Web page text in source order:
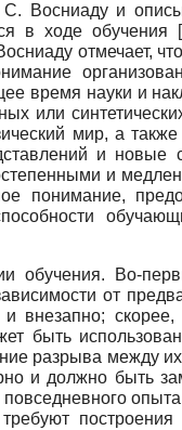
Восниаду и
в ходе обучения [
отмечает,
время науки и
или
мир, а
и новые
и
понимание,
обучения. Во-
от
внезапно;
быть
разрыва между
и должно быть